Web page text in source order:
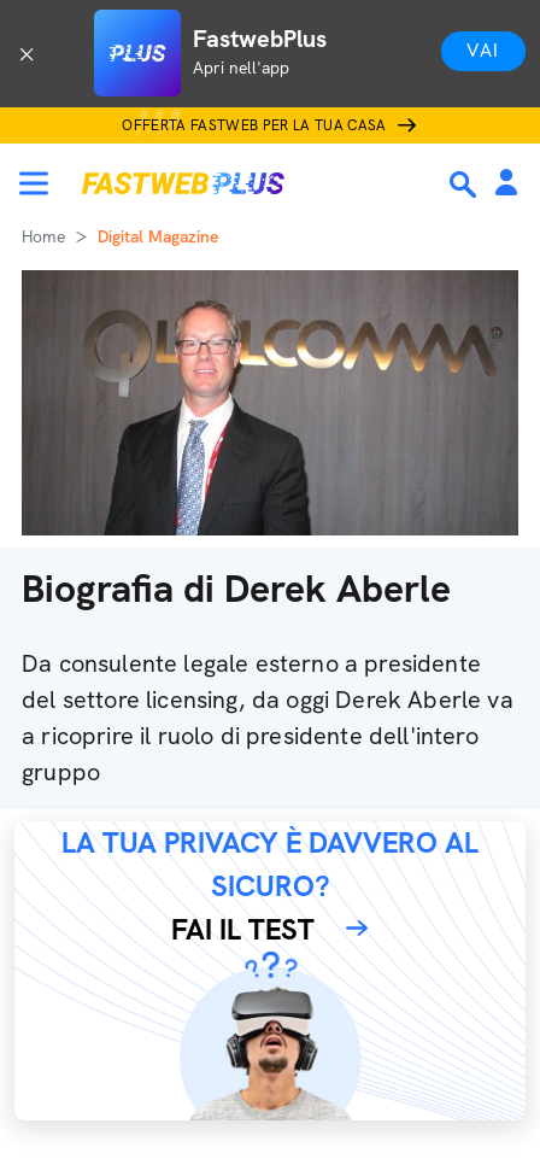
FastwebPlus
Apri nell'app
VAI
OFFERTA FASTWEB PER LA TUA CASA
Home Digital Magazine
Biografia di Derek Aberle
Da consulente legale esterno a presidente
del settore licensing, da oggi Derek Aberle va
a ricoprire il ruolo di presidente dell'intero
gruppo
LA TUA PRIVACY È DAVVERO AL
SICURO?
FAI IL TEST